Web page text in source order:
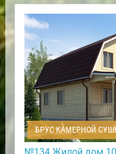
БРУС КАМЕРНОЙ